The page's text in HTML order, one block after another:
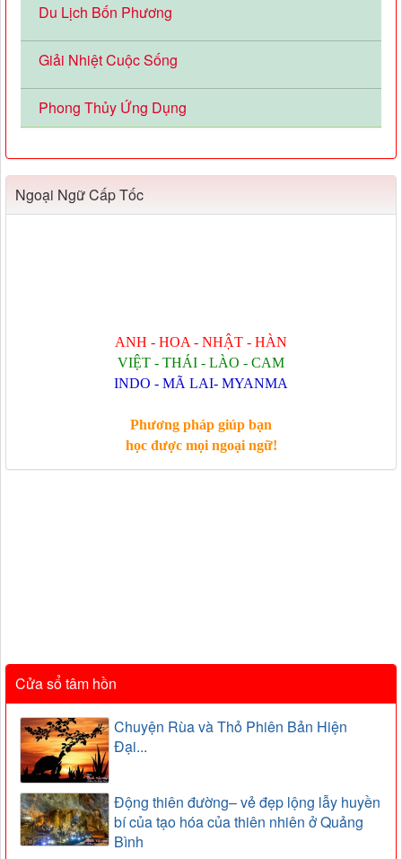
Du Lịch Bốn Phương
Giải Nhiệt Cuộc Sống
Phong Thủy Ứng Dụng
Ngoại Ngữ Cấp Tốc
ANH - HOA - NHẬT - HÀN
VIỆT - THÁI - LÀO - CAM
INDO - MÃ LAI- MYANMA
Phương pháp giúp bạn
học được mọi ngoại ngữ!
Cửa sổ tâm hồn
Chuyện Rùa và Thỏ Phiên Bản Hiện
Đại...
Động thiên đường– vẻ đẹp lộng lẫy huyền
bí của tạo hóa của thiên nhiên ở Quảng
Bình